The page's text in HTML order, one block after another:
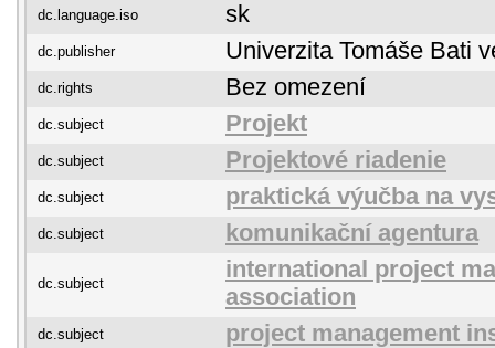
dc.language.iso sk
dc.publisher Univerzita Tomáše Bati
dc.rights Bez omezení
dc.subject Projekt
dc.subject Projektové riadenie
dc.subject praktická výučba na
dc.subject komunikační agentura
dc.subject
international project
association
dc.subject project management